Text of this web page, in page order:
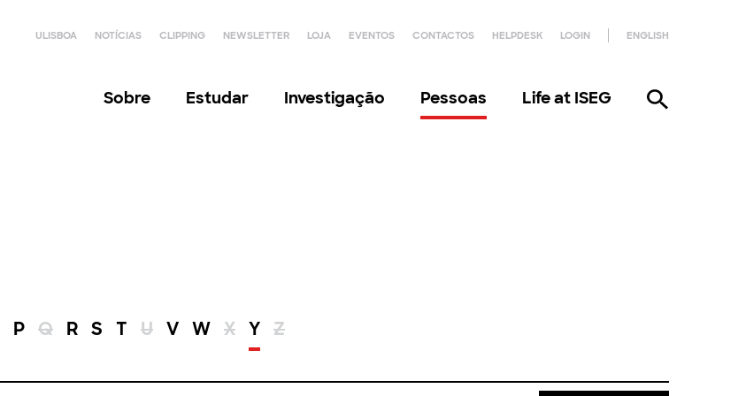
ULISBOA NOTÍCIAS CLIPPING NEWSLETTER LOJA EVENTOS CONTACTOS HELPDESK LOGIN ENGLISH
Sobre Estudar Investigação Pessoas Life at ISEG
P Q R S T U V W X Y Z